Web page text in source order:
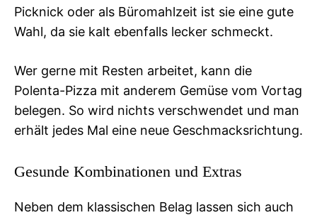
Picknick oder als Büromahlzeit ist sie eine gute
Wahl, da sie kalt ebenfalls lecker schmeckt.
Wer gerne mit Resten arbeitet, kann die
Polenta-Pizza mit anderem Gemüse vom Vortag
belegen. So wird nichts verschwendet und man
erhält jedes Mal eine neue Geschmacksrichtung.
Gesunde Kombinationen und Extras
Neben dem klassischen Belag lassen sich auch